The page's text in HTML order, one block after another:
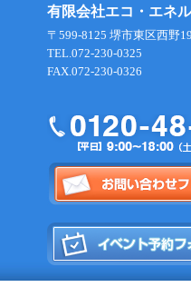
有限会社エコ・エネ
〒599-8125 堺市東区西野
TEL.072-230-0325
FAX.072-230-0326